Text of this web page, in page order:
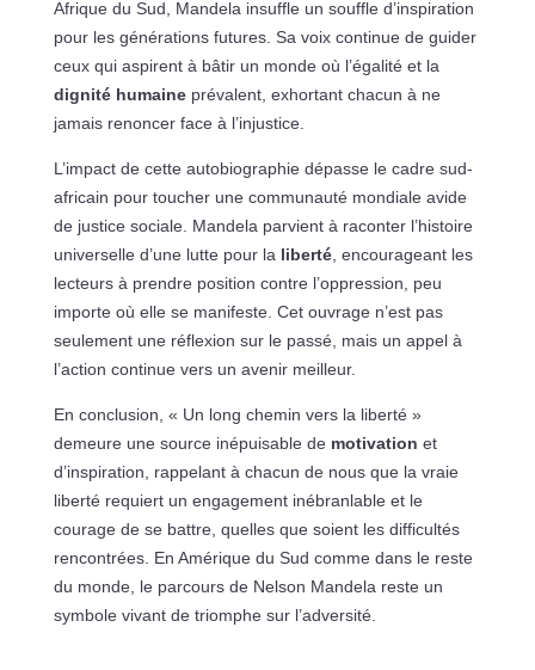
Afrique du Sud, Mandela insuffle un souffle d’inspiration
pour les générations futures. Sa voix continue de guider
ceux qui aspirent à bâtir un monde où l’égalité et la
dignité humaineprévalent, exhortant chacun à ne
jamais renoncer face à l’injustice.
L’impact de cette autobiographie dépasse le cadre sud-
africain pour toucher une communauté mondiale avide
de justice sociale. Mandela parvient à raconter l’histoire
universelle d’une lutte pour la liberté, encourageant les
lecteurs à prendre position contre l’oppression, peu
importe où elle se manifeste. Cet ouvrage n’est pas
seulement une réflexion sur le passé, mais un appel à
l’action continue vers un avenir meilleur.
En conclusion, « Un long chemin vers la liberté »
demeure une source inépuisable de motivation et
d’inspiration, rappelant à chacun de nous que la vraie
liberté requiert un engagement inébranlable et le
courage de se battre, quelles que soient les difficultés
rencontrées. En Amérique du Sud comme dans le reste
du monde, le parcours de Nelson Mandela reste un
symbole vivant de triomphe sur l’adversité.